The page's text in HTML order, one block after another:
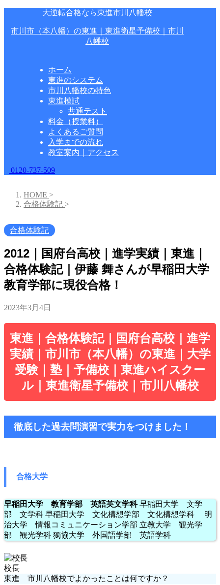
大逆転合格なら東進市川八幡校
市川市（本八幡）の東進｜東進衛星予備校｜市川
八幡校
ホーム
東進のシステム
市川八幡校の特色
東進模試
共通テスト
料金（授業料）
よくあるご質問
入学までの流れ
教室案内｜アクセス
0120-737-509
HOME >
合格体験記 >
合格体験記
2012｜国府台高校｜進学実績｜東進｜
合格体験記｜伊藤 舞さんが早稲田大学
教育学部に現役合格！
2023年3月4日
東進｜合格体験記｜国府台高校｜進学
実績｜市川市（本八幡）の東進｜大学
受験｜塾｜予備校｜東進ハイスクー
ル｜東進衛星予備校｜市川八幡校
徹底した過去問演習で実力をつけました！
合格大学
早稲田大学 教育学部 英語英文学科早稲田大学 文学
部 文学科 早稲田大学 文化構想学部 文化構想学科 明
治大学 情報コミュニケーション学部 立教大学 観光学
部 観光学科 獨協大学 外国語学部 英語学科
校長
東進 市川八幡校でよかったことは何ですか？